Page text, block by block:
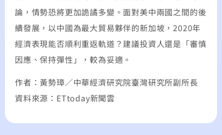
論，情勢恐將更加詭譎多變。面對美中兩國之間的後
續發展，以中國為最大貿易夥伴的新加坡，2020年
經濟表現能否順利重返軌道？建議投資人還是「審慎
因應、保持彈性」，較為妥適。
作者：黃勢璋／中華經濟研究院臺灣研究所副所長
資料來源：ETtoday新聞雲